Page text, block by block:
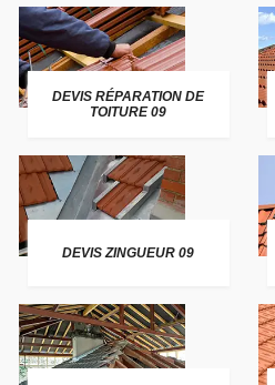
DEVIS RÉPARATION DE
TOITURE 09
DEVIS ZINGUEUR 09